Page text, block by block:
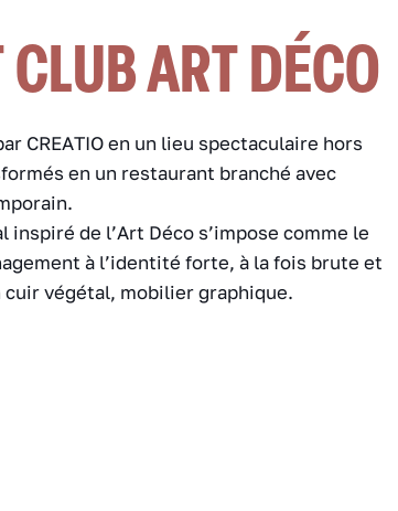
ART DÉCO
CREATIO en un lieu spectaculaire hors
en un restaurant branché avec
de l’Art Déco s’impose comme le
à l’identité forte, à la fois brute et
végétal, mobilier graphique.